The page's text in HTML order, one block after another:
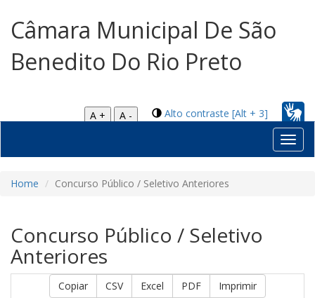
Câmara Municipal De São
Benedito Do Rio Preto
Alto contraste [Alt + 3]
A +
A -
Home Concurso Público / Seletivo Anteriores
Concurso Público / Seletivo
Anteriores
Copiar CSV Excel PDF Imprimir